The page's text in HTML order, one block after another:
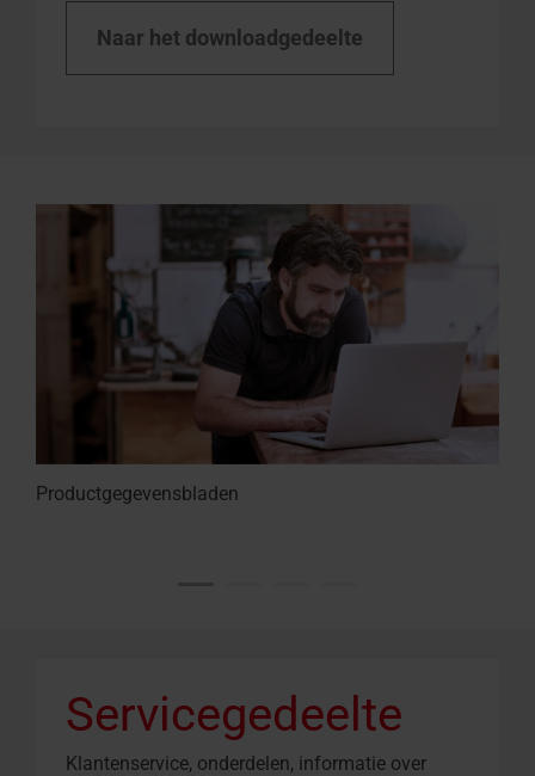
Naar het downloadgedeelte
Productgegevensbladen
Servicegedeelte
Klantenservice, onderdelen, informatie over